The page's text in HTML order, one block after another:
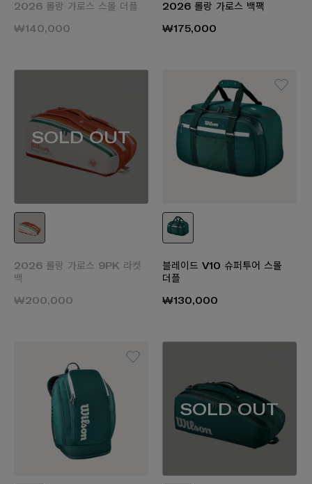
2026 롤랑 가로스 스몰 더플
₩140,000
2026 롤랑 가로스 백팩
₩175,000
SOLD OUT
2026 롤랑 가로스 9PK 라켓
백
₩200,000
블레이드 V10 슈퍼투어 스몰
더플
₩130,000
SOLD OUT